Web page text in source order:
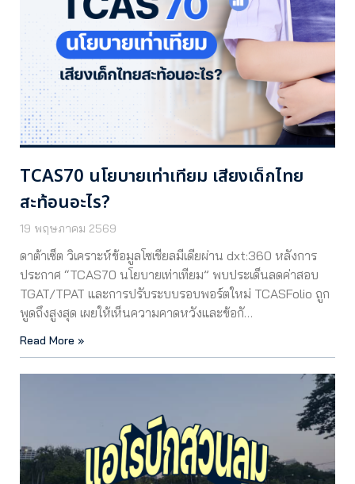
TCAS70 นโยบายเท่าเทียม เสียงเด็กไทย
สะท้อนอะไร?
19 พฤษภาคม 2569
ดาต้าเซ็ต วิเคราะห์ข้อมูลโซเชียลมีเดียผ่าน dxt:360 หลังการ
ประกาศ “TCAS70 นโยบายเท่าเทียม” พบประเด็นลดค่าสอบ
TGAT/TPAT และการปรับระบบรอบพอร์ตใหม่ TCASFolio ถูก
พูดถึงสูงสุด เผยให้เห็นความคาดหวังและข้อกั…
Read More »